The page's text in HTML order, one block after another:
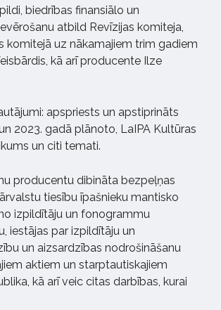
biedrības finansiālo un
atbild Revīzijas komiteja,
komitejā uz nākamajiem trim gadiem
kā arī producente Ilze
apspriests un apstiprināts
2023. gadā plānoto, LaIPA Kultūras
un citi temati.
producentu dibināta bezpeļņas
tiesību īpašnieku mantisko
izpildītāju un fonogrammu
iestājas par izpildītāju un
un aizsardzības nodrošināšanu
aktiem un starptautiskajiem
kā arī veic citas darbības, kurai